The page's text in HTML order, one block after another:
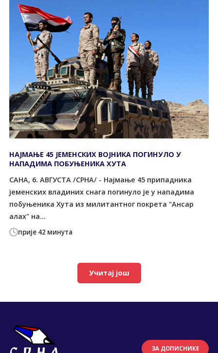
прије 42 минута
НАЈМАЊЕ 45 ЈЕМЕНСКИХ ВОЈНИКА ПОГИНУЛО У
НАПАДИМА ПОБУЊЕНИКА ХУТА
САНА, 6. АВГУСТА /СРНА/ - Најмање 45 припадника
јеменских владиних снага погинуло је у нападима
побуњеника Хута из милитантног покрета "Ансар
алах" на...
Учитај још
ЗА ДОПИСНИКЕ